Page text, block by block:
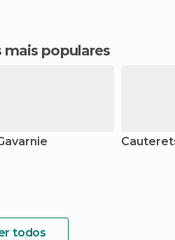
mais populares
todos